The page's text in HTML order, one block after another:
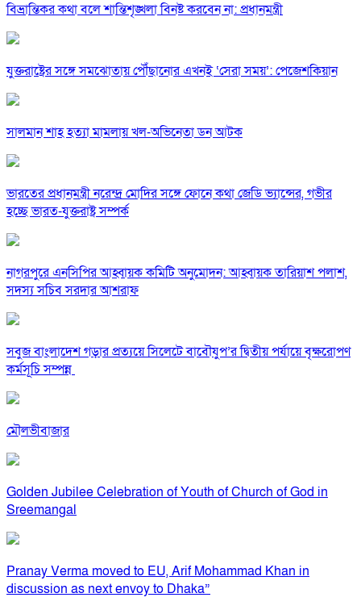
বিভ্রান্তিকর কথা বলে শান্তিশৃঙ্খলা বিনষ্ট করবেন না: প্রধানমন্ত্রী
যুক্তরাষ্ট্রের সঙ্গে সমঝোতায় পৌঁছানোর এখনই ‘সেরা সময়’: পেজেশকিয়ান
সালমান শাহ হত্যা মামলায় খল-অভিনেতা ডন আটক
ভারতের প্রধানমন্ত্রী নরেন্দ্র মোদির সঙ্গে ফোনে কথা জেডি ভ্যান্সের, গভীর
হচ্ছে ভারত-যুক্তরাষ্ট্র সম্পর্ক
নাগরপুরে এনসিপির আহ্বায়ক কমিটি অনুমোদন: আহ্বায়ক তারিয়াশ পলাশ,
সদস্য সচিব সরদার আশরাফ
সবুজ বাংলাদেশ গড়ার প্রত্যয়ে সিলেটে বাবৌযুপ’র দ্বিতীয় পর্যায়ে বৃক্ষরোপণ
কর্মসূচি সম্পন্ন
মৌলভীবাজার
Golden Jubilee Celebration of Youth of Church of God in
Sreemangal
Pranay Verma moved to EU, Arif Mohammad Khan in
discussion as next envoy to Dhaka”